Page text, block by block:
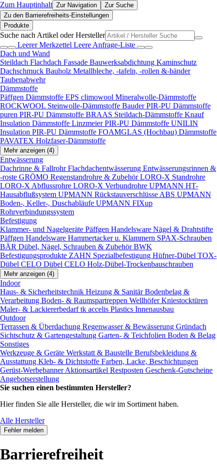
Zum Hauptinhalt Zur Navigation
Zur Suche
Zu den Barrierefreiheits-Einstellungen
Produkte
Suche nach Artikel oder Hersteller
Leerer Merkzettel Leere Anfrage-Liste
Dach und Wand
Steildach Flachdach Fassade Bauwerksabdichtung Kaminschutz
Dachschmuck Bauholz Metallbleche, -tafeln, -rollen &-bänder
Taubenabwehr
Dämmstoffe
Päffgen Dämmstoffe EPS climowool Mineralwolle-Dämmstoffe
ROCKWOOL Steinwolle-Dämmstoffe Bauder PIR-PU Dämmstoffe
puren PIR-PU Dämmstoffe BRAAS Steildach-Dämmstoffe Knauf
Insulation Dämmstoffe Linzmeier PIR-PU Dämmstoffe UNILIN
Insulation PIR-PU Dämmstoffe FOAMGLAS (Hochbau) Dämmstoffe
PAVATEX Holzfaser-Dämmstoffe
Mehr anzeigen (4)
Entwässerung
Dachrinne & FallrohrFlachdachentwässerung Entwässerungsrinnen &
-roste GRÖMO Regenstandrohre & ZubehörLORO-X Standrohre
LORO-X Abflussrohre LORO-X Verbundrohre UPMANN HT-
Hausabflußsystem UPMANN Rückstauverschlüsse ABS UPMANN
Boden-, Keller-, Duschabläufe UPMANN FIXup
Rohrverbindungssystem
Befestigung
Klammer- und Nagelgeräte Päffgen Handelsware Nägel & Drahtstifte
Päffgen Handelsware Hammertacker u. Klammern SPAX-Schrauben
BÄR Dübel, Nägel, Schrauben & ZubehörBWK
Befestigungsprodukte ZAHN Spezialbefestigung Hüfner-Dübel TOX-
Dübel CELO Dübel CELO Holz-Dübel-Trockenbauschrauben
Mehr anzeigen (4)
Indoor
Haus- & Sicherheitstechnik Heizung & SanitärBodenbelag &
Verarbeitung Boden- & Raumspartreppen Wellhöfer Kniestocktüren
Maler- & Lackiererbedarftk accelis Plastics Innenausbau
Outdoor
Terrassen & Überdachung Regenwasser & Bewässerung Gründach
Sichtschutz & Gartengestaltung Garten- & Teichfolien Boden & Belag
Sonstiges
Werkzeuge & Geräte Werkstatt & Baustelle Berufsbekleidung &
Ausstattung Kleb- & Dichtstoffe Farben, Lacke, Beschichtungen
Gerüst-WerbebannerAktionsartikel Restposten Geschenk-Gutscheine
Angebotserstellung
Sie suchen einen bestimmten Hersteller?
Hier finden Sie alle Hersteller, die wir im Sortiment haben.
Alle Hersteller
Fehler melden
Barrierefreiheit